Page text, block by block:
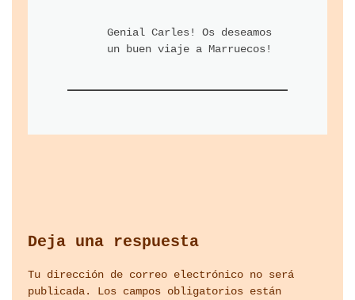
Genial Carles! Os deseamos
un buen viaje a Marruecos!
Deja una respuesta
Tu dirección de correo electrónico no será
publicada.
Los campos obligatorios están